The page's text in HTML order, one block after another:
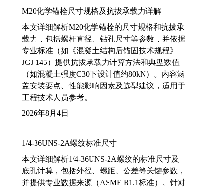
M20化学锚栓尺寸规格及抗拔承载力详解
本文详细解析M20化学锚栓的尺寸规格和抗拔承
载力，包括螺杆直径、钻孔尺寸等参数，并依据
专业标准（如《混凝土结构后锚固技术规程》
JGJ 145）提供抗拔承载力计算方法和典型数值
（如混凝土强度C30下设计值约80kN）。内容涵
盖安装要点、性能影响因素及选型建议，适用于
工程技术人员参考。
2026年8月4日
1/4-36UNS-2A螺纹标准尺寸
本文详细解析1/4-36UNS-2A螺纹的标准尺寸及
底孔计算，包括外径、螺距、公差等关键参数，
并提供专业数据来源（ASME B1.1标准）。针对